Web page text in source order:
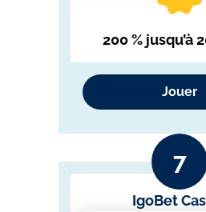
200 % jusqu’à
Jouer
IgoBet